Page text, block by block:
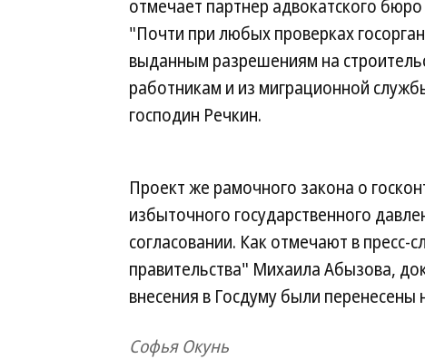
отмечает партнер адвокатского
"Почти при любых проверках
выданным разрешениям на
работникам и из миграционной
господин Речкин.
Проект же рамочного закона о
избыточного государственного
согласовании. Как отмечают в
правительства" Михаила Абызова,
внесения в Госдуму были перенесены
Софья Окунь